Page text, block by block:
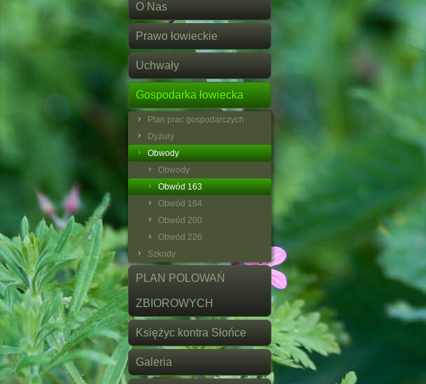
O Nas
Prawo łowieckie
Uchwały
Gospodarka łowiecka
Plan prac gospodarczych
Dyżury
Obwody
Obwody
Obwód 163
Obwód 164
Obwód 200
Obwód 226
Szkody
PLAN POLOWAŃ
ZBIOROWYCH
Księżyc kontra Słońce
Galeria